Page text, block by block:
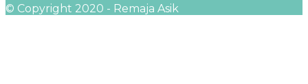
© Copyright 2020 - Remaja Asik